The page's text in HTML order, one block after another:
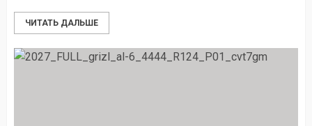
13.05.2025
ЧИТАТЬ ДАЛЬШЕ